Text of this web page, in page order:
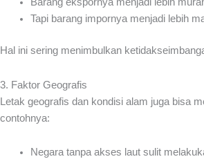
Tapi barang impornya menjadi lebih
Hal ini sering menimbulkan
3. Faktor Geografis
Letak geografis dan kondisi alam juga bisa
contohnya:
Negara tanpa akses laut sulit